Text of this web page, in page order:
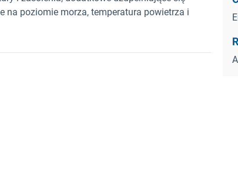
na poziomie morza, temperatura powietrza i